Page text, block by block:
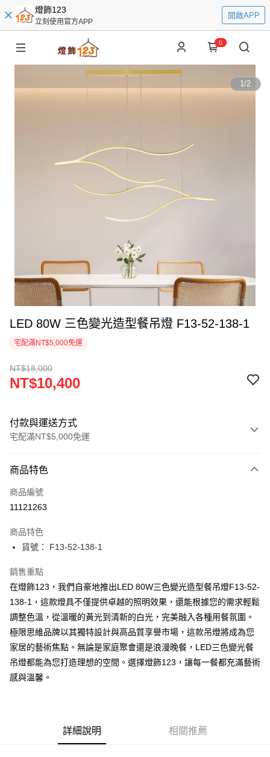
燈飾123
立刻使用官方APP
開啟APP
0
1/2
LED 80W 三色變光造型餐吊燈 F13-52-138-1
宅配滿NT$5,000免運
NT$18,000
NT$10,400
付款與運送方式
宅配滿NT$5,000免運
信用卡一次付款
LINE Pay
街口支付
悠遊付
Google Pay
全盈+PAY
AFTEE先享後付
相關說明
【關於「AFTEE先享後付」】
AFTEE先享後付是「在收到商品之後才付款」的支付方式。 讓您購物簡單
便利好安心！
【「AFTEE先享後付」結帳流程】
每筆NT$180，滿NT$5,000(含以上)免運費
商品特色
商品編號
11121263
商品特色
貨號： F13-52-138-1
銷售重點
在燈飾123，我們自豪地推出LED 80W三色變光造型餐吊燈F13-52-
138-1，這款燈具不僅提供卓越的照明效果，還能根據您的需求輕鬆
調整色溫，從溫暖的黃光到清新的白光，完美融入各種用餐氛圍。
極限思維品牌以其獨特設計與高品質享譽市場，這款吊燈將成為您
家居的藝術焦點。無論是家庭聚會還是浪漫晚餐，LED三色變光餐
吊燈都能為您打造理想的空間。選擇燈飾123，讓每一餐都充滿藝術
感與溫馨。
詳細說明 相關推薦